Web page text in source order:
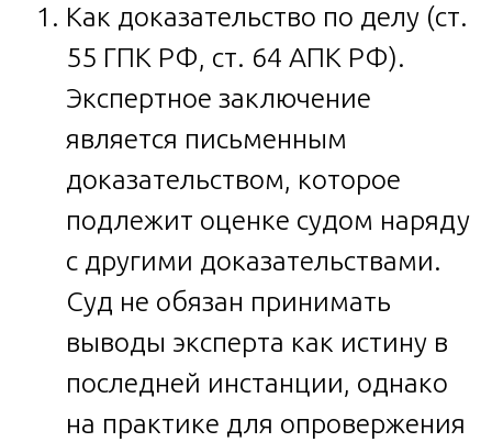
Как доказательство по делу (ст.
55 ГПК РФ, ст. 64 АПК РФ).
Экспертное заключение
является письменным
доказательством, которое
подлежит оценке судом наряду
с другими доказательствами.
Суд не обязан принимать
выводы эксперта как истину в
последней инстанции, однако
на практике для опровержения